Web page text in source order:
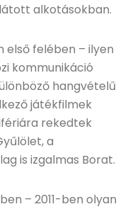
alkotásokban.
első felében – ilyen
kommunikáció
hangvételű
játékfilmek
rekedtek
a
is izgalmas Borat.
– 2011-ben olyan